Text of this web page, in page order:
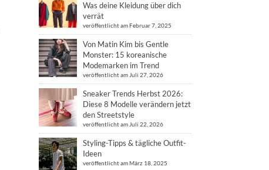
Was deine Kleidung über dich
verrät
veröffentlicht am Februar 7, 2025
Von Matin Kim bis Gentle
Monster: 15 koreanische
Modemarken im Trend
veröffentlicht am Juli 27, 2026
Sneaker Trends Herbst 2026:
Diese 8 Modelle verändern jetzt
den Streetstyle
veröffentlicht am Juli 22, 2026
Styling-Tipps & tägliche Outfit-
Ideen
veröffentlicht am März 18, 2025